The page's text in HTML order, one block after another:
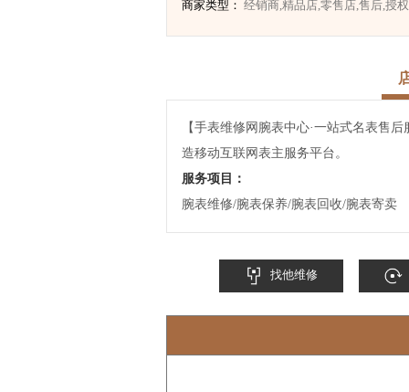
商家类型： 经销商,精品店,零售店,售后,授
【手表维修网腕表中心·一站式名表售
造移动互联网表主服务平台。
服务项目：
腕表维修/腕表保养/腕表回收/腕表寄卖
找他维修